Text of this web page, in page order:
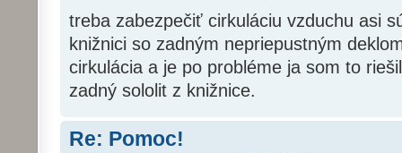
treba zabezpečiť cirkuláciu vzduchu asi
knižnici so zadným nepriepustným
cirkulácia a je po probléme ja som to
zadný sololit z knižnice.
Re: Pomoc!